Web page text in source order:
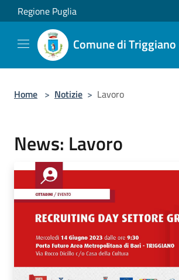
Salta al contenuto principale
Regione Puglia
Comune di Triggiano
Home > Notizie > Lavoro
News: Lavoro